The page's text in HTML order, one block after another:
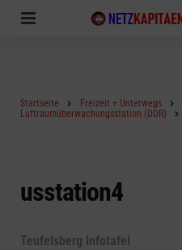
Startseite Freizeit + Unterwegs
Luftraumüberwachungsstation (DDR)
usstation4
Teufelsberg Infotafel